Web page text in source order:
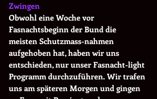
Zwingen
Obwohl eine Woche vor
Fasnachtsbeginn der Bund die
meisten Schutzmass-nahmen
aufgehoben hat, haben wir uns
entschieden, nur unser Fasnacht-light
Programm durchzuführen. Wir trafen
uns am späteren Morgen und gingen